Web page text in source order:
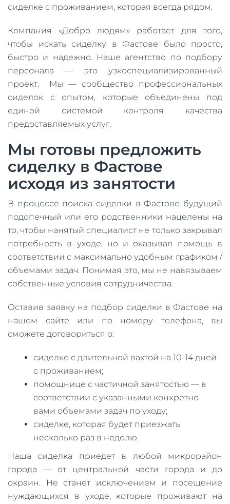
сиделке с проживанием, которая всегда рядом.
Компания «Добро людям» работает для того,
чтобы искать сиделку в Фастове было просто,
быстро и надежно. Наше агентство по подбору
персонала — это узкоспециализированный
проект. Мы — сообщество профессиональных
сиделок с опытом, которые объединены под
единой системой контроля качества
предоставляемых услуг.
Мы готовы предложить
сиделку в Фастове
исходя из занятости
В процессе поиска сиделки в Фастове будущий
подопечный или его родственники нацелены на
то, чтобы нанятый специалист не только закрывал
потребность в уходе, но и оказывал помощь в
соответствии с максимально удобным графиком /
объемами задач. Понимая это, мы не навязываем
собственные условия сотрудничества.
Оставив заявку на подбор сиделки в Фастове на
нашем сайте или по номеру телефона, вы
сможете договориться о:
сиделке с длительной вахтой на 10-14 дней
с проживанием;
помощнице с частичной занятостью — в
соответствии с указанными конкретно
вами объемами задач по уходу;
сиделке, которая будет приезжать
несколько раз в неделю.
Наша сиделка приедет в любой микрорайон
города — от центральной части города и до
окраин. Не станет исключением и посещение
нуждающихся в уходе, которые проживают на